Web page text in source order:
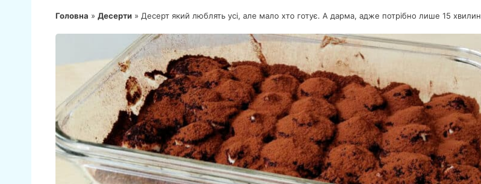
Головна » Десерти » Десерт який люблять усі, але мало хто готує. А дарма, адже потрібно лише 15 хвилин